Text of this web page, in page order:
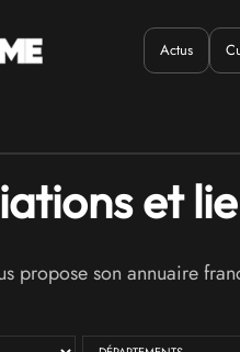
Quand ? Où ?
Actus
et
propose son annuaire